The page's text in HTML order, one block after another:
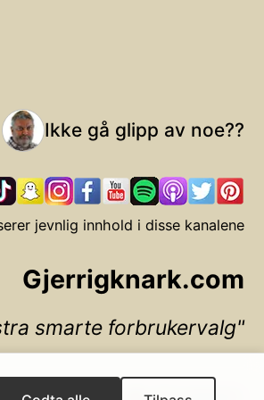
Ikke gå glipp av noe??
jevnlig innhold i disse kanalene
Gjerrigknark.com
smarte forbrukervalg